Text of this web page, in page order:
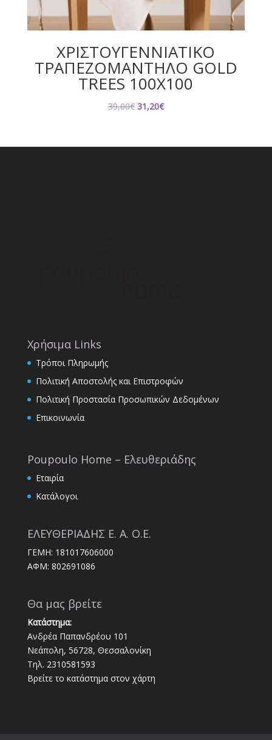
ΧΡΙΣΤΟΥΓΕΝΝΙΑΤΙΚΟ
ΤΡΑΠΕΖΟΜΑΝΤΗΛΟ GOLD
TREES 100X100
39,00€ Original
39,00€.
31,20€Η
είναι:
Χρήσιμα Links
Τρόποι Πληρωμής
Πολιτική Αποστολής και Επιστροφών
Πολιτική Προστασία Προσωπικών Δεδομένων
Επικοινωνία
Poupoulo Home – Ελευθεριάδης
Εταιρία
Κατάλογοι
ΕΛΕΥΘΕΡΙΑΔΗΣ Ε. Α. Ο.Ε.
ΓΕΜΗ: 181017606000
ΑΦΜ: 802691086
Θα μας βρείτε
Κατάστημα:
Ανδρέα Παπανδρέου 101
Νεάπολη, 56728, Θεσσαλονίκη
Τηλ. 2310581593
Βρείτε το κατάστημα στον χάρτη